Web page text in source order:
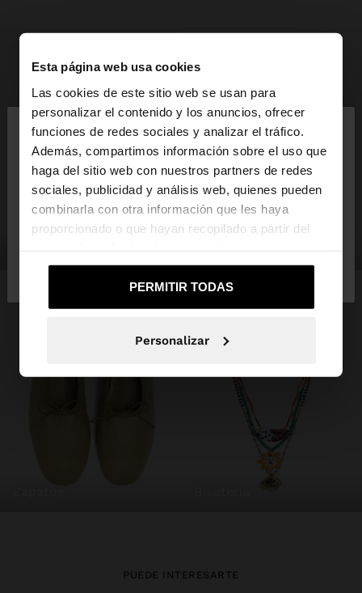
Esta página web usa cookies
Las cookies de este sitio web se usan para
personalizar el contenido y los anuncios, ofrecer
funciones de redes sociales y analizar el tráfico.
Además, compartimos información sobre el uso que
haga del sitio web con nuestros partners de redes
sociales, publicidad y análisis web, quienes pueden
combinarla con otra información que les haya
proporcionado o que hayan recopilado a partir del
PERMITIR TODAS
Personalizar
hola
Estás accediendo a la web de España. ¿Quieres ir a
la web de United States?
PUEDE INTERESARTE